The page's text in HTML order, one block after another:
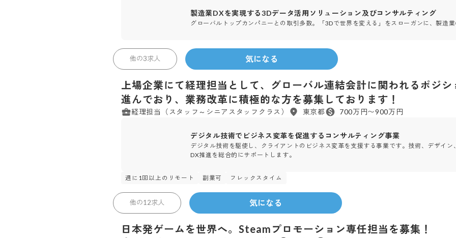
製造業DXを実現する3Dデータ活用ソリューション及びコンサルティング
グローバルトップカンパニーとの取引多数。「3Dで世界を変える」をスローガンに、製造業
他の3求人 気になる
New
株式会社 モンスターラボ 2006年
上場企業にて経理担当として、グローバル連結会計に関われるポジ
進んでおり、業務改革に積極的な方を募集しております！
経理担当（スタッフ～シニアスタッフクラス） 東京都 700万円〜900万円
デジタル技術でビジネス変革を促進するコンサルティング事業
デジタル技術を駆使し、クライアントのビジネス変革を支援する事業です。技術、デザイン
DX推進を総合的にサポートします。
週に1回以上のリモート 副業可 フレックスタイム
他の12求人 気になる
MyDearest 株式会社 2016年 設立
日本発ゲームを世界へ。Steamプロモーション専任担当を募集！